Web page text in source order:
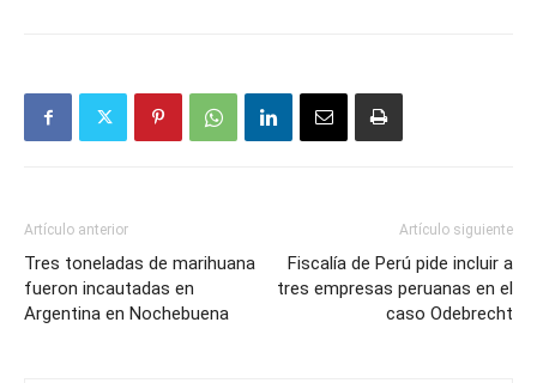
Artículo anterior
Tres toneladas de marihuana
fueron incautadas en
Argentina en Nochebuena
Artículo siguiente
Fiscalía de Perú pide incluir a
tres empresas peruanas en el
caso Odebrecht